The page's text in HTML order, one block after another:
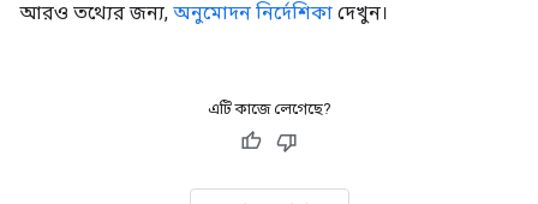
আরও তথ্যের জন্য, অনুমোদন নির্দেশিকা দেখুন।
এটি কাজে লেগেছে?